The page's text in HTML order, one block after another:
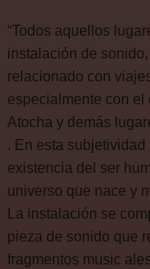
“Todos aquellos
instalación de
relacionado con
especialmente con el
Atocha y demás
. En esta
existencia del ser
universo que nace y
La instalación se
pieza de sonido que
fragmentos music